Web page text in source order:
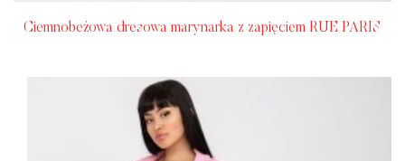
Ciemnobeżowa dresowa marynarka z zapięciem RUE PARIS